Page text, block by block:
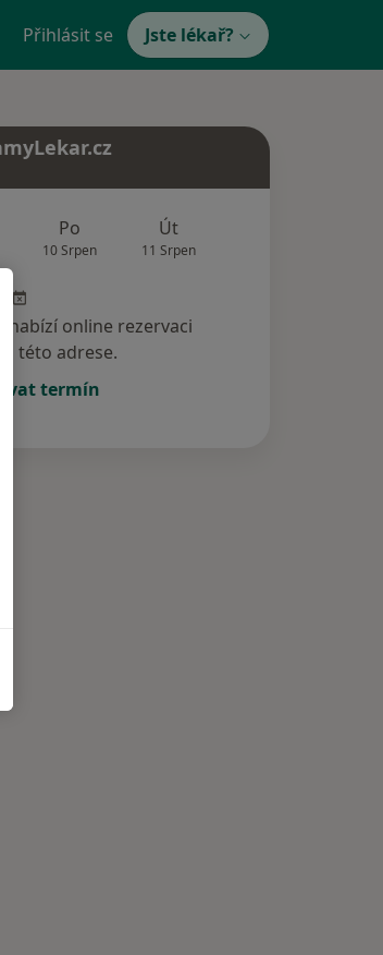
Přihlásit se Jste lékař?
Po
10 Srpen
Út
11 Srpen
online rezervaci
této adrese.
termín